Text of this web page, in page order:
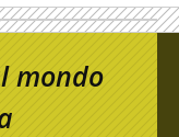
mondo